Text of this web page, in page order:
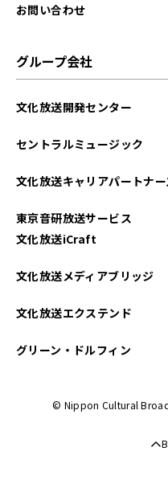
お問い合わせ
グループ会社
文化放送開発センター
セントラルミュージック
文化放送キャリアパートナ
東京音研放送サービス
文化放送iCraft
文化放送メディアブリッジ
文化放送エクステンド
グリーン・ドルフィン
© Nippon Cultural